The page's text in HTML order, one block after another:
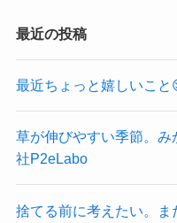
最近の投稿
最近ちょっと嬉しいこ
草が伸びやすい季節。
社P2eLabo
捨てる前に考えたい。